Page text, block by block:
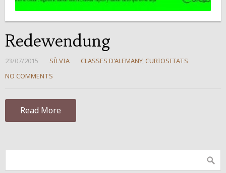
Redewendung
23/07/2015 SÍLVIA CLASSES D'ALEMANY, CURIOSITATS
NO COMMENTS
Read More